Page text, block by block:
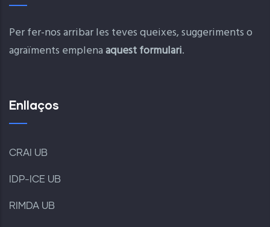
Per fer-nos arribar les teves queixes, suggeriments o
agraïments emplenaaquest formulari.
Enllaços
CRAI UB
IDP-ICE UB
RIMDA UB